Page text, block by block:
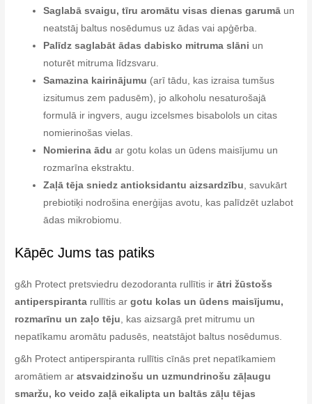
Saglabā svaigu, tīru aromātu visas dienas garumā un
neatstāj baltus nosēdumus uz ādas vai apģērba.
Palīdz saglabāt ādas dabisko mitruma slāni un
noturēt mitruma līdzsvaru.
Samazina kairinājumu (arī tādu, kas izraisa tumšus
izsitumus zem padusēm), jo alkoholu nesaturošajā
formulā ir ingvers, augu izcelsmes bisabolols un citas
nomierinošas vielas.
Nomierina ādu ar gotu kolas un ūdens maisījumu un
rozmarīna ekstraktu.
Zaļā tēja sniedz antioksidantu aizsardzību, savukārt
prebiotiķi nodrošina enerģijas avotu, kas palīdzēt uzlabot
ādas mikrobiomu.
Kāpēc Jums tas patiks
g&h Protect pretsviedru dezodoranta rullītis ir ātri žūstošs
antiperspiranta rullītis argotu kolas un ūdens maisījumu,
rozmarīnu un zaļo tēju , kas aizsargā pret mitrumu un
nepatīkamu aromātu padusēs, neatstājot baltus nosēdumus.
g&h Protect antiperspiranta rullītis cīnās pret nepatīkamiem
aromātiem aratsvaidzinošu un uzmundrinošu zāļaugu
smaržu, ko veido zaļā eikalipta un baltās zāļu tējas